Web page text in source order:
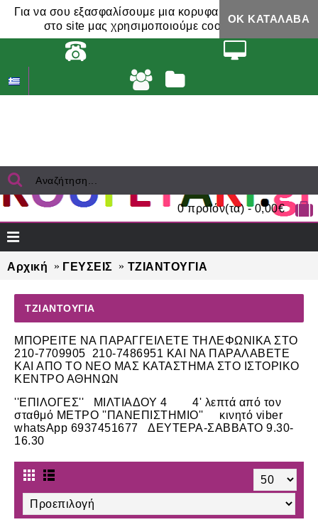
Για να σου εξασφαλίσουμε μια κορυφαία εμπειρία,
στο site μας χρησιμοποιούμε cookies.
ΟΚ ΚΑΤΆΛΑΒΑ
0 προϊόν(τα) - 0,00€
Αρχική ΓΕΥΣΕΙΣ ΤΖΙΑΝΤΟΥΓΙΑ
ΤΖΙΑΝΤΟΥΓΙΑ
ΜΠΟΡΕΙΤΕ ΝΑ ΠΑΡΑΓΓΕΙΛΕΤΕ ΤΗΛΕΦΩΝΙΚΑ ΣΤΟ
210-7709905 210-7486951 ΚΑΙ ΝΑ ΠΑΡΑΛΑΒΕΤΕ
ΚΑΙ ΑΠΟ ΤΟ ΝΕΟ ΜΑΣ ΚΑΤΑΣΤΗΜΑ ΣΤΟ ΙΣΤΟΡΙΚΟ
ΚΕΝΤΡΟ ΑΘΗΝΩΝ
''ΕΠΙΛΟΓΕΣ'' ΜΙΛΤΙΑΔΟΥ 4 4' λεπτά από τον
σταθμό ΜΕΤΡΟ ''ΠΑΝΕΠΙΣΤΗΜΙΟ'' κινητό viber
whatsApp 6937451677 ΔΕΥΤΕΡΑ-ΣΑΒΒΑΤΟ 9.30-
16.30